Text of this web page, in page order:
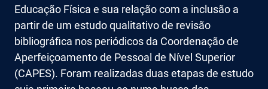
Educação Física e sua relação com a inclusão a
partir de um estudo qualitativo de revisão
bibliográfica nos periódicos da Coordenação de
Aperfeiçoamento de Pessoal de Nível Superior
(CAPES). Foram realizadas duas etapas de estudo